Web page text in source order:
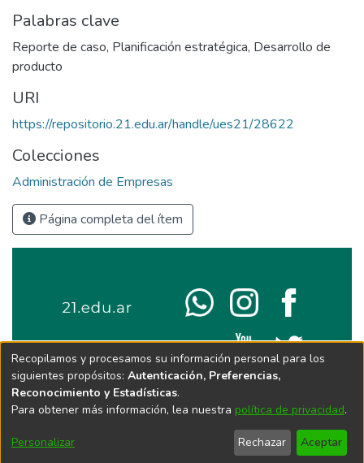
Palabras clave
Reporte de caso, Planificación estratégica, Desarrollo de
producto
URI
https://repositorio.21.edu.ar/handle/ues21/28622
Colecciones
Administración de Empresas
Página completa del ítem
Recopilamos y procesamos su información personal para los
siguientes propósitos: Autenticación, Preferencias,
Reconocimiento y Estadísticas.
Para obtener más información, lea nuestra política de privacidad.
Personalizar Rechazar Aceptar